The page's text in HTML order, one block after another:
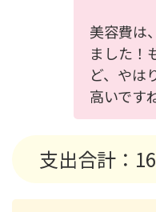
美容費は
ました！
ど、やは
高いです
支出合計：